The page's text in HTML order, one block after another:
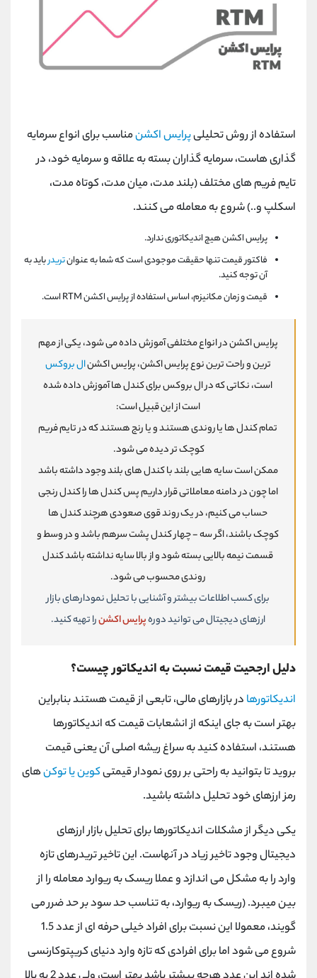
استفاده از روش تحلیلیپرایس اکشنمناسب برای انواع سرمایه
گذاری هاست، سرمایه گذاران بسته به علاقه و سرمایه خود، در
تایم فریم های مختلف (بلند مدت، میان مدت، کوتاه مدت،
اسکلپ و..) شروع به معامله می کنند.
پرایس اکشن هیچ اندیکاتوری ندارد.
فاکتور قیمت تنها حقیقت موجودی است که شما به عنوانتریدرباید به
آن توجه کنید.
قیمت و زمان مکانیزم، اساس استفاده از پرایس اکشن RTM است.
پرایس اکشن در انواع مختلفی آموزش داده می شود، یکی از مهم
ترین و راحت ترین نوع پرایس اکشن، پرایس اکشنال بروکس
است، نکاتی که در ال بروکس برای کندل ها آموزش داده شده
است از این قبیل است:
تمام کندل ها یا روندی هستند و یا رنج هستند که در تایم فریم
کوچک تر دیده می شود.
ممکن است سایه هایی بلند با کندل های بلند وجود داشته باشد
اما چون در دامنه معاملاتی قرار داریم پس کندل ها را کندل رنجی
حساب می کنیم، در یک روند قوی صعودی هرچند کندل ها
کوچک باشند، اگر سه - چهار کندل پشت سرهم باشد و در وسط و
قسمت نیمه بالایی بسته شود و از بالا سایه نداشته باشد کندل
روندی محسوب می شود.
برای کسب اطلاعات بیشتر و آشنایی با تحلیل نمودارهای بازار
ارزهای دیجیتال می توانید دورهپرایس اکشنرا تهیه کنید.
دلیل ارجحیت قیمت نسبت به اندیکاتور چیست؟
اندیکاتورها در بازارهای مالی، تابعی از قیمت هستند بنابراین
بهتر است به جای اینکه از انشعابات قیمت که اندیکاتورها
هستند، استفاده کنید به سراغ ریشه اصلی آن یعنی قیمت
بروید تا بتوانید به راحتی بر روی نمودار قیمتیکوین یا توکنهای
رمز ارزهای خود تحلیل داشته باشید.
یکی دیگر از مشکلات اندیکاتورها برای تحلیل بازار ارزهای
دیجیتال وجود تاخیر زیاد در آنهاست. این تاخیر تریدرهای تازه
وارد را به مشکل می اندازد و عملا ریسک به ریوارد معامله را از
بین میبرد. (ریسک به ریوارد، به تناسب حد سود بر حد ضرر می
گویند، معمولا این نسبت برای افراد خیلی حرفه ای از عدد 1.5
شروع می شود اما برای افرادی که تازه وارد دنیای کریپتوکارنسی